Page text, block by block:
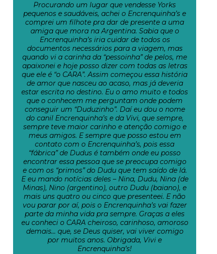
Procurando um lugar que vendesse Yorks
pequenos e saudáveis, achei o Encrenquinha’s e
comprei um filhote pra dar de presente a uma
amiga que mora na Argentina. Sabia que o
Encrenquinha’s iria cuidar de todos os
documentos necessários para a viagem, mas
quando vi a carinha da “pessoinha” de pelos, me
apaixonei e hoje posso dizer com todas as letras
que ele é “o CARA”. Assim começou essa história
de amor que nasceu ao acaso, mas já deveria
estar escrita no destino. Eu o amo muito e todos
que o conhecem me perguntam onde podem
conseguir um “Duduzinho”. Daí eu dou o nome
do canil Encrenquinha’s e da Vivi, que sempre,
sempre teve maior carinho e atenção comigo e
meus amigos. E sempre que posso estou em
contato com o Encrenquinha’s, pois essa
“fábrica” de Dudus é também onde eu posso
encontrar essa pessoa que se preocupa comigo
e com os “primos” do Dudu que tem saído de lá.
E eu mando notícias deles – Nina, Dudu, Nina (de
Minas), Nino (argentino), outro Dudu (baiano), e
mais uns quatro ou cinco que presenteei. E não
vou parar por aí, pois o Encrenquinha’s vai fazer
parte da minha vida pra sempre. Graças a eles
eu conheci o CARA cheiroso, carinhoso, amoroso
demais… que, se Deus quiser, vai viver comigo
por muitos anos. Obrigada, Vivi e
Encrenquinha’s!